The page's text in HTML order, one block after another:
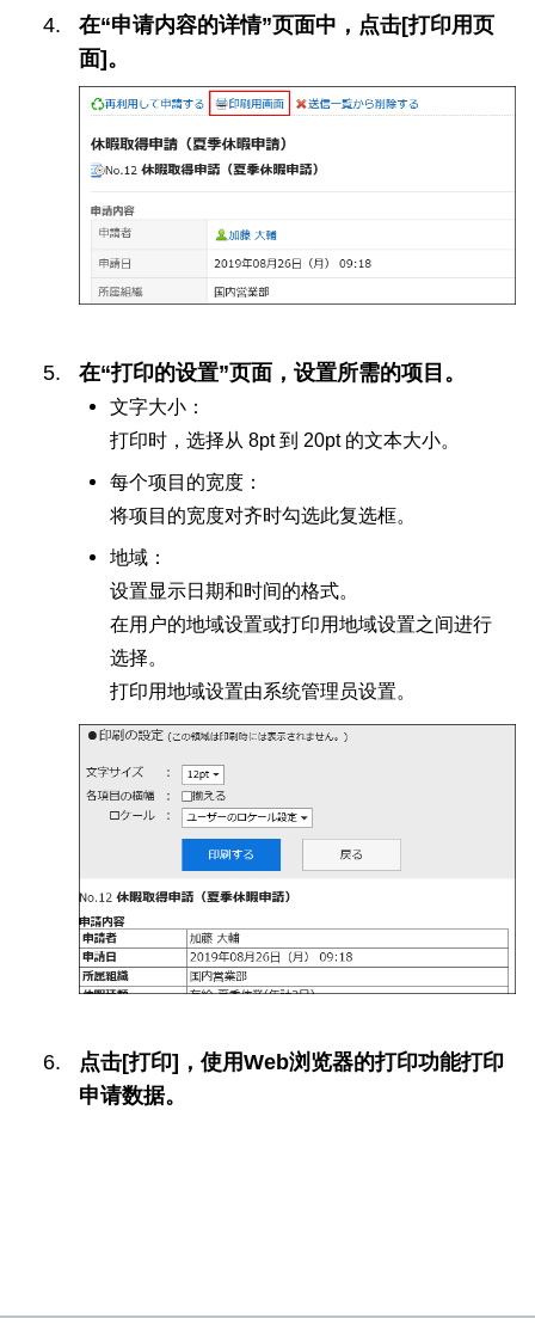
在“申请内容的详情”页面中，点击[打印用页
面]。
在“打印的设置”页面，设置所需的项目。
文字大小：
打印时，选择从 8pt 到 20pt 的文本大小。
每个项目的宽度：
将项目的宽度对齐时勾选此复选框。
地域：
设置显示日期和时间的格式。
在用户的地域设置或打印用地域设置之间进行
选择。
打印用地域设置由系统管理员设置。
点击[打印]，使用Web浏览器的打印功能打印
申请数据。